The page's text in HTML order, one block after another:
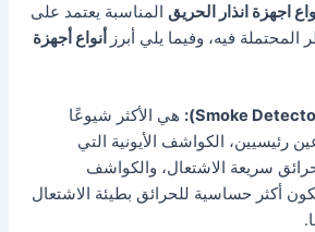
اجهزة انذار الحريق المناسبة يعتمد على
المحتملة فيه، وفيما يلي أبرز أنواع أجهزة
هي الأكثر شيوعًا
رئيسيين، الكواشف الأيونية التي
سريعة الاشتعال، والكواشف
أكثر حساسية للحرائق بطيئة الاشتعال